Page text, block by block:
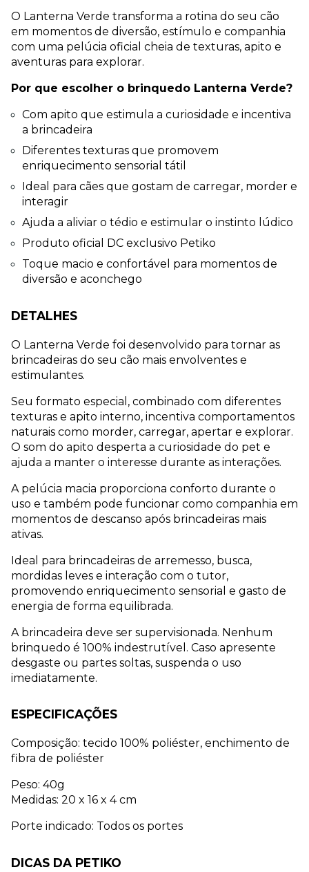
O Lanterna Verde transforma a rotina do seu cão
em momentos de diversão, estímulo e companhia
com uma pelúcia oficial cheia de texturas, apito e
aventuras para explorar.
Por que escolher o brinquedo Lanterna Verde?
Com apito que estimula a curiosidade e incentiva
a brincadeira
Diferentes texturas que promovem
enriquecimento sensorial tátil
Ideal para cães que gostam de carregar, morder e
interagir
Ajuda a aliviar o tédio e estimular o instinto lúdico
Produto oficial DC exclusivo Petiko
Toque macio e confortável para momentos de
diversão e aconchego
DETALHES
O Lanterna Verde foi desenvolvido para tornar as
brincadeiras do seu cão mais envolventes e
estimulantes.
Seu formato especial, combinado com diferentes
texturas e apito interno, incentiva comportamentos
naturais como morder, carregar, apertar e explorar.
O som do apito desperta a curiosidade do pet e
ajuda a manter o interesse durante as interações.
A pelúcia macia proporciona conforto durante o
uso e também pode funcionar como companhia em
momentos de descanso após brincadeiras mais
ativas.
Ideal para brincadeiras de arremesso, busca,
mordidas leves e interação com o tutor,
promovendo enriquecimento sensorial e gasto de
energia de forma equilibrada.
A brincadeira deve ser supervisionada. Nenhum
brinquedo é 100% indestrutível. Caso apresente
desgaste ou partes soltas, suspenda o uso
imediatamente.
ESPECIFICAÇÕES
Composição: tecido 100% poliéster, enchimento de
fibra de poliéster
Peso: 40g
Medidas: 20 x 16 x 4 cm
Porte indicado: Todos os portes
DICAS DA PETIKO